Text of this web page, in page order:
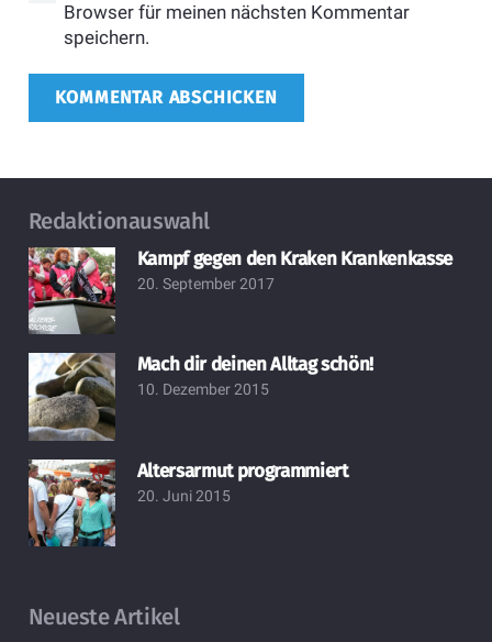
Browser für meinen nächsten Kommentar
speichern.
KOMMENTAR ABSCHICKEN
Redaktionauswahl
Kampf gegen den Kraken Krankenkasse
20. September 2017
Mach dir deinen Alltag schön!
10. Dezember 2015
Altersarmut programmiert
20. Juni 2015
Neueste Artikel